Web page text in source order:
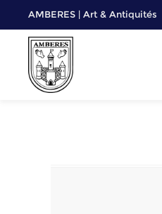
AMBERES | Art & Antiquités